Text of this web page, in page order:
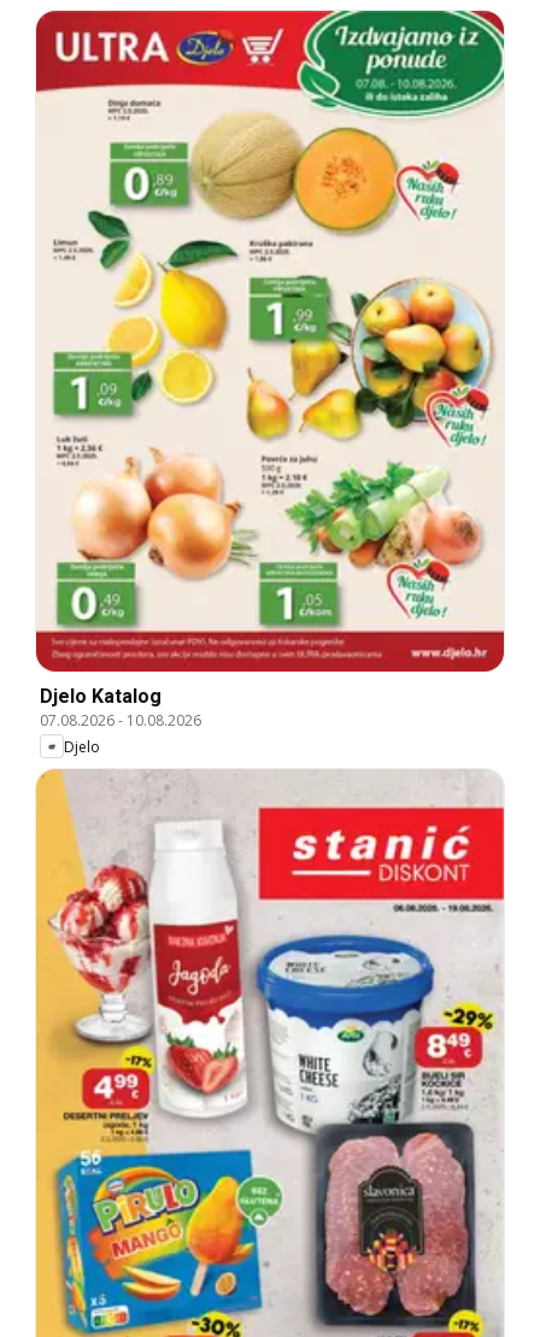
Djelo Katalog
07.08.2026- 10.08.2026
Djelo